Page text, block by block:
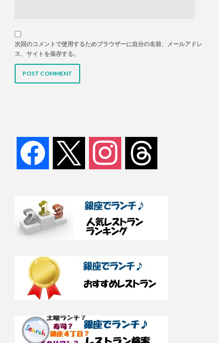
次回のコメントで使用するためブラウザーに自分の名前、メールアドレ
ス、サイトを保存する。
facebook instagram threads